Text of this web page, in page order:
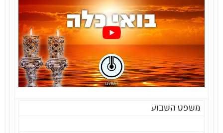
משפט השבוע